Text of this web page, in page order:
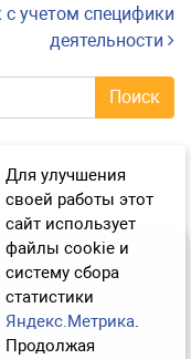
с учетом специфики
деятельности
Для улучшения
своей работы этот
сайт использует
файлы cookie и
систему сбора
статистики
Яндекс.Метрика.
Продолжая